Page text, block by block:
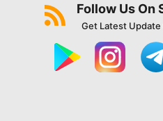
Follow Us On
Get Latest Update